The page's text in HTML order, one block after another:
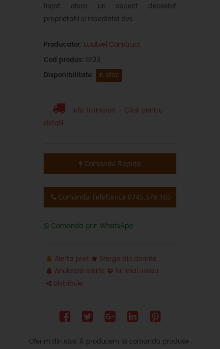
forjat ofera un aspect deosebit
proprietatii si resedintei dvs.
Producator: LuxAvel Construct
Cod produs: G123
Disponibilitate: in stoc
Info Transport - Click pentru
detalii
Comanda Rapida
Comanda Telefonica 0745.578.165
Comanda prin WhatsApp
Alerta pret
Sterge din dorinte
Anuleaza alerte
Nu mai vreau
Distribuie
Oferim din stoc & producem la comanda produse